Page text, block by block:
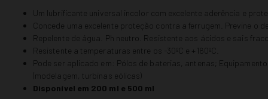
Um lubrificante universal incolor com excelente aderência e
Concede uma excelente proteção contra a ferrugem. Previne o
Repelente de água. Ph neutro. Resistente aos ácidos e sais
Resistente a temperaturas entre os -30ºC e +160ºC.
Pode ser aplicado em: Pólos de baterias, antenas;
(modelagem, turbinas eólicas)
Disponível em 200 ml e 500 ml